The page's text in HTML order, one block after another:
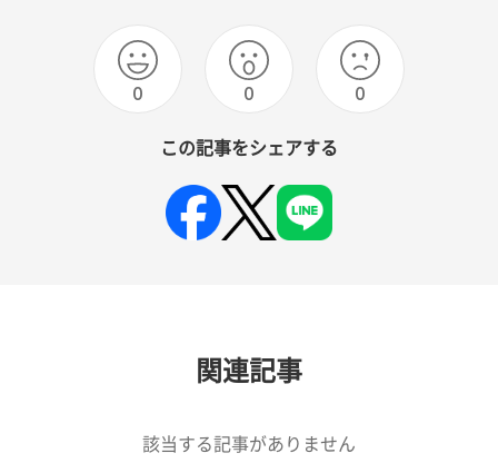
0 0 0
この記事をシェアする
関連記事
該当する記事がありません